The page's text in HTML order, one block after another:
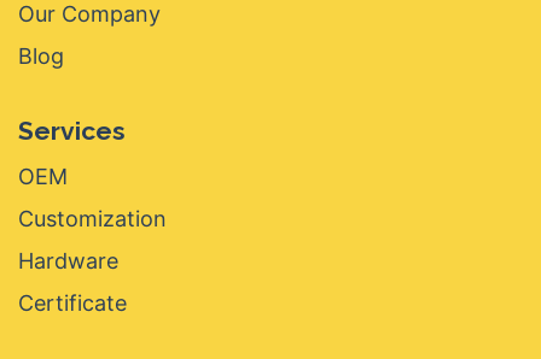
Our Company
Blog
Services
OEM
Customization
Hardware
Certificate